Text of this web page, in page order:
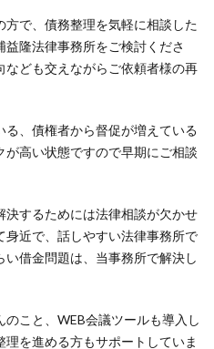
で、債務整理を気軽に相談した
隆法律事務所をご検討くださ
ども交えながらご依頼者様の再
、債権者から督促が増えている
高い状態ですので早期にご相談
するためには法律相談が欠かせ
身近で、話しやすい法律事務所で
借金問題は、当事務所で解決し
こと、WEB会議ツールも導入し
を進める方もサポートしていま